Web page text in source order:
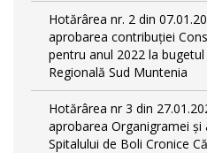
Hotărârea nr. 2 din
aprobarea contribuției
pentru anul 2022 la
Regională Sud Muntenia
Hotărârea nr 3 din
aprobarea Organigramei și
Spitalului de Boli Cronice